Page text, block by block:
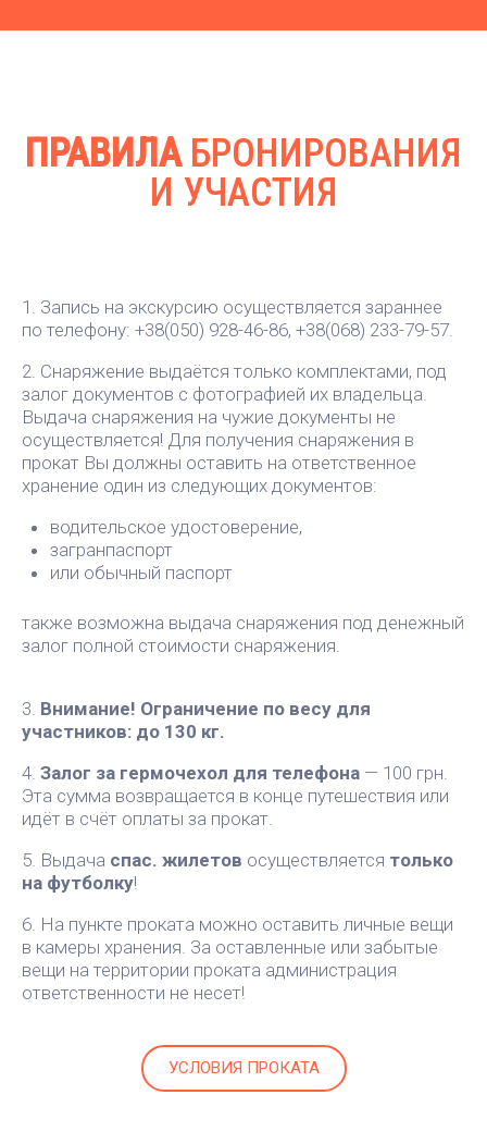
ПРАВИЛАБРОНИРОВАНИЯ
И УЧАСТИЯ
1. Запись на экскурсию осуществляется зараннее
по телефону: +38(050) 928-46-86, +38(068) 233-79-57.
2. Снаряжение выдаётся только комплектами, под
залог документов с фотографией их владельца.
Выдача снаряжения на чужие документы не
осуществляется! Для получения снаряжения в
прокат Вы должны оставить на ответственное
хранение один из следующих документов:
водительское удостоверение,
загранпаспорт
или обычный паспорт
также возможна выдача снаряжения под денежный
залог полной стоимости снаряжения.
3. Внимание! Ограничение по весу для
участников: до 130 кг.
4. Залог за гермочехол для телефона — 100 грн.
Эта сумма возвращается в конце путешествия или
идёт в счёт оплаты за прокат.
5. Выдача спас. жилетов осуществляется только
на футболку!
6. На пункте проката можно оставить личные вещи
в камеры хранения. За оставленные или забытые
вещи на территории проката администрация
ответственности не несет!
УСЛОВИЯ ПРОКАТА